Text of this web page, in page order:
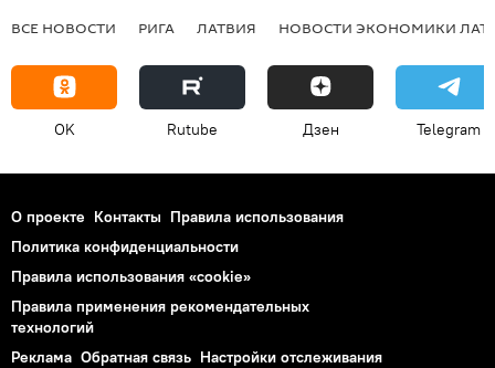
ВСЕ НОВОСТИ РИГА ЛАТВИЯ НОВОСТИ ЭКОНОМИКИ
OK Rutube Дзен Telegram
О проекте Контакты Правила использования
Политика конфиденциальности
Правила использования «cookie»
Правила применения рекомендательных
технологий
Реклама Обратная связь Настройки отслеживания